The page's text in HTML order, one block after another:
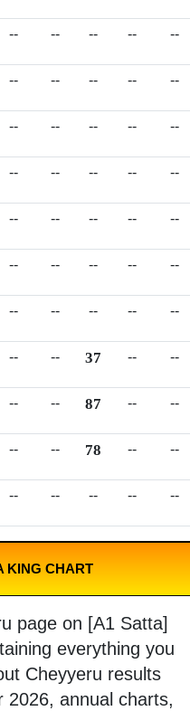
-- -- -- -- --
-- -- -- -- --
-- -- -- -- --
-- -- -- -- --
-- -- -- -- --
-- -- -- -- --
-- -- -- -- --
-- -- 37 -- --
-- -- 87 -- --
-- -- 78 -- --
-- -- -- -- --
KING CHART
page on [A1 Satta]
everything you
Cheyyeru results
2026, annual charts,